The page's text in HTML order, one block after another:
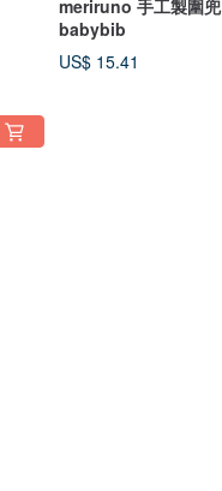
meriruno 手工製圍兜
babybib
US$ 15.41